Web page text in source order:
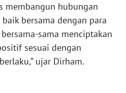
membangun hubungan
bersama dengan para
sama menciptakan
sesuai dengan
ujar Dirham.